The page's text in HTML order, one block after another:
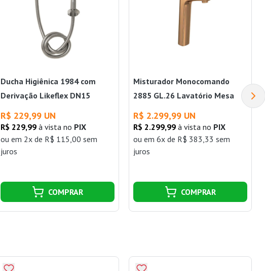
Ducha Higiênica 1984 com
Derivação Likeflex DN15
Perflex
R$ 229,99 UN
R$ 229,99 à vista no PIX
ou em 2x de R$ 115,00 sem
juros
COMPRAR
Misturador Monocomando
2885 GL.26 Lavatório Mesa
Level Gold Red Deca
R$ 2.299,99 UN
R$ 2.299,99 à vista no PIX
ou em 6x de R$ 383,33 sem
juros
COMPRAR